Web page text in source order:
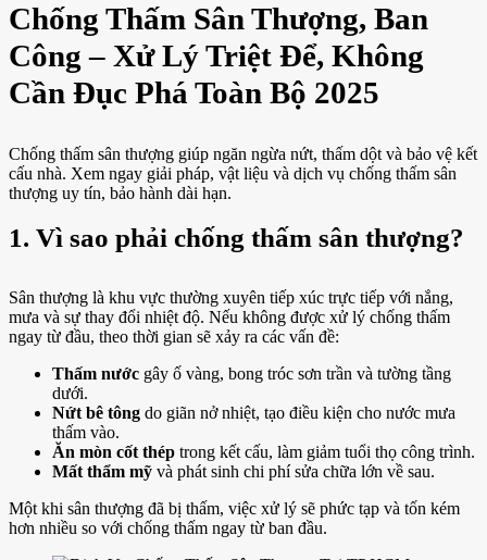
Chống Thấm Sân Thượng, Ban
Công – Xử Lý Triệt Để, Không
Cần Đục Phá Toàn Bộ 2025
Chống thấm sân thượng giúp ngăn ngừa nứt, thấm dột và bảo vệ kết
cấu nhà. Xem ngay giải pháp, vật liệu và dịch vụ chống thấm sân
thượng uy tín, bảo hành dài hạn.
1. Vì sao phải chống thấm sân thượng?
Sân thượng là khu vực thường xuyên tiếp xúc trực tiếp với nắng,
mưa và sự thay đổi nhiệt độ. Nếu không được xử lý chống thấm
ngay từ đầu, theo thời gian sẽ xảy ra các vấn đề:
Thấm nước gây ố vàng, bong tróc sơn trần và tường tầng
dưới.
Nứt bê tông do giãn nở nhiệt, tạo điều kiện cho nước mưa
thấm vào.
Ăn mòn cốt thép trong kết cấu, làm giảm tuổi thọ công trình.
Mất thẩm mỹ và phát sinh chi phí sửa chữa lớn về sau.
Một khi sân thượng đã bị thấm, việc xử lý sẽ phức tạp và tốn kém
hơn nhiều so với chống thấm ngay từ ban đầu.